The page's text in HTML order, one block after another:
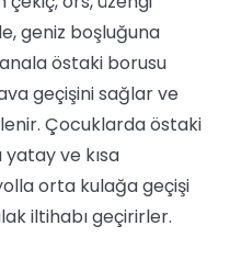
geniz boşluğuna
östaki borusu
geçişini sağlar ve
Çocuklarda östaki
ve kısa
orta kulağa geçişi
iltihabı geçirirler.